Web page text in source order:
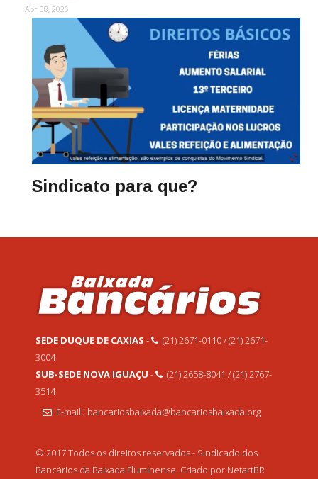
Abr 08, 2026
Sindicato para que?
SEDE DUQUE DE CAXIAS -
(21) 2671-0110 / (21) 2671-
3004
SUB-SEDE NOVA IGUAÇU -
(21) 2658-8041 / (21) 2767-
3514
E-mail : bancariosbaixada@bancariosbaixada.org
© 2017 Todos os direitos reservados - Sindicado dos
Bancários da Baixada Fluminense. Criado por NetartBR